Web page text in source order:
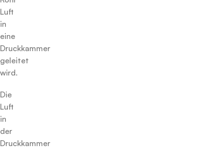
Luft
in
eine
Druckkammer
geleitet
wird.
Die
Luft
in
der
Druckkammer